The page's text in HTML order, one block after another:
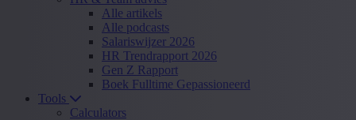
Alle artikels
Alle podcasts
Salariswijzer 2026
HR Trendrapport 2026
Gen Z Rapport
Boek Fulltime Gepassioneerd
Tools
Calculators